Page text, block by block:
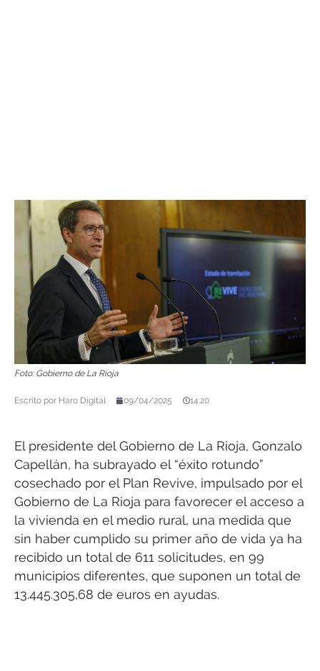
Foto: Gobierno de La Rioja
Escrito por Haro Digital 09/04/2025 14:20
El presidente del Gobierno de La Rioja, Gonzalo
Capellán, ha subrayado el “éxito rotundo”
cosechado por el Plan Revive, impulsado por el
Gobierno de La Rioja para favorecer el acceso a
la vivienda en el medio rural, una medida que
sin haber cumplido su primer año de vida ya ha
recibido un total de 611 solicitudes, en 99
municipios diferentes, que suponen un total de
13.445.305,68 de euros en ayudas.